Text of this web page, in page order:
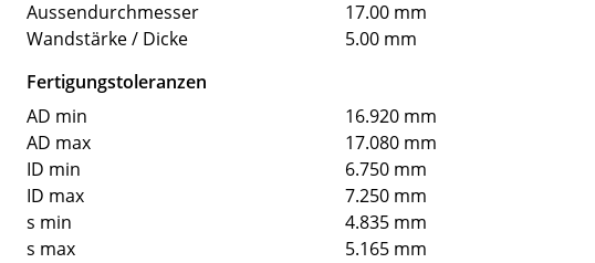
Aussendurchmesser
17.00 mm
Wandstärke / Dicke
5.00 mm
Fertigungstoleranzen
AD min
16.920 mm
AD max
17.080 mm
ID min
6.750 mm
ID max
7.250 mm
s min
4.835 mm
s max
5.165 mm